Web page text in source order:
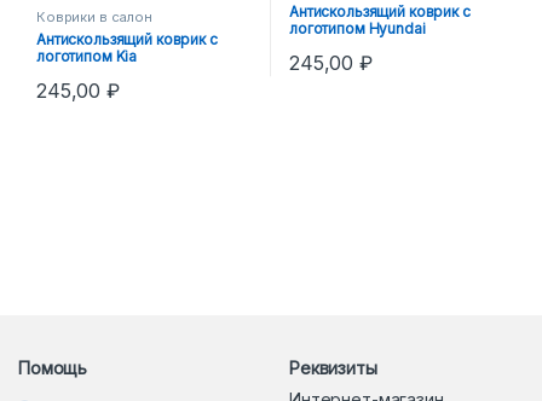
Коврики в салон
Антискользящий коврик с
логотипом Kia
245,00₽
Антискользящий коврик с
логотипом Hyundai
245,00₽
Помощь
Реквизиты